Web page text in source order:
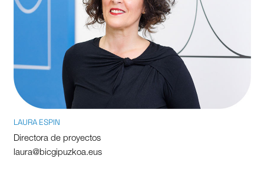
LAURA ESPIN
Directora de proyectos
laura@bicgipuzkoa.eus